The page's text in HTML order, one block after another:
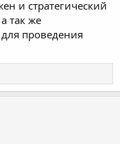
и стратегический
так же
проведения